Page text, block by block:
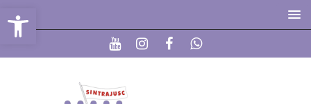
Abrir a barra de ferramentas